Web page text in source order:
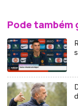
Pode também